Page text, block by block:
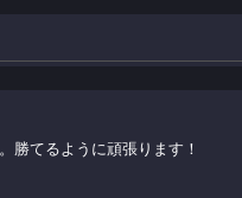
勝てるように頑張ります！